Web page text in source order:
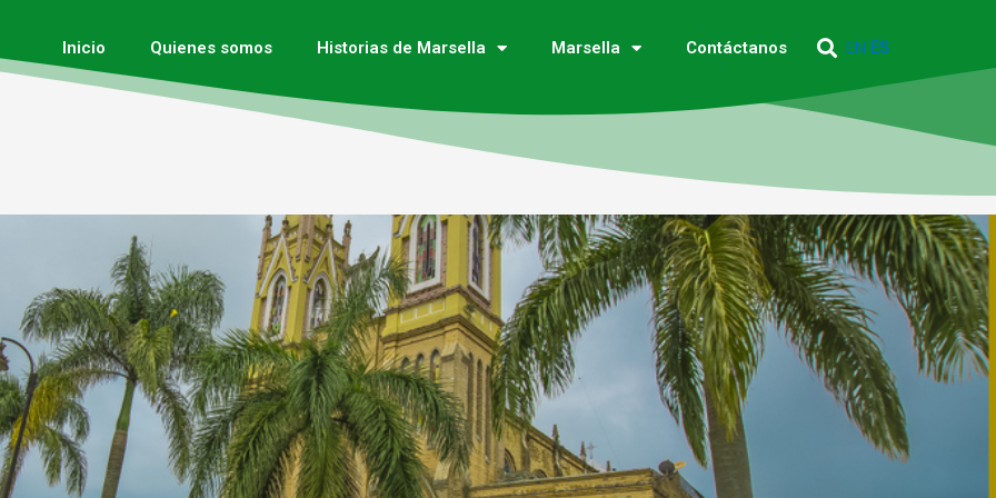
Inicio Quienes somos Historias de Marsella Marsella Contáctanos EN ES